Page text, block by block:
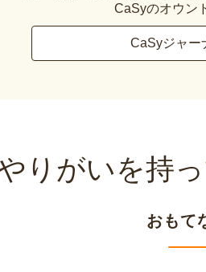
CaSyのオウン
CaSyジャー
りがいを持
おもて